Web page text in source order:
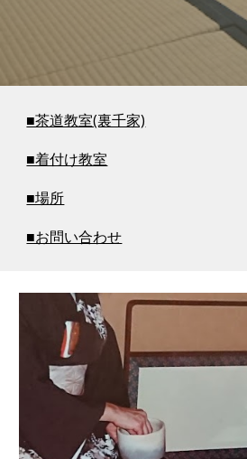
■茶道教室(裏千家)
■着付け教室
■場所
■お問い合わせ